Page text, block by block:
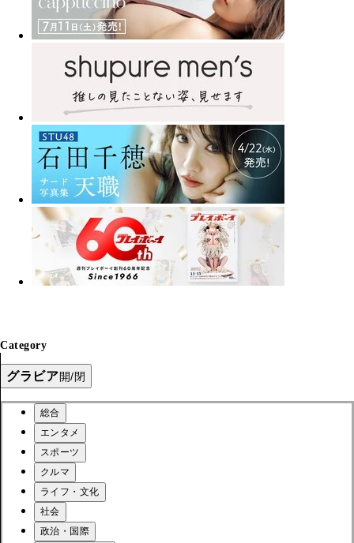
Category
グラビア開/閉
総合
エンタメ
スポーツ
クルマ
ライフ・文化
社会
政治・国際